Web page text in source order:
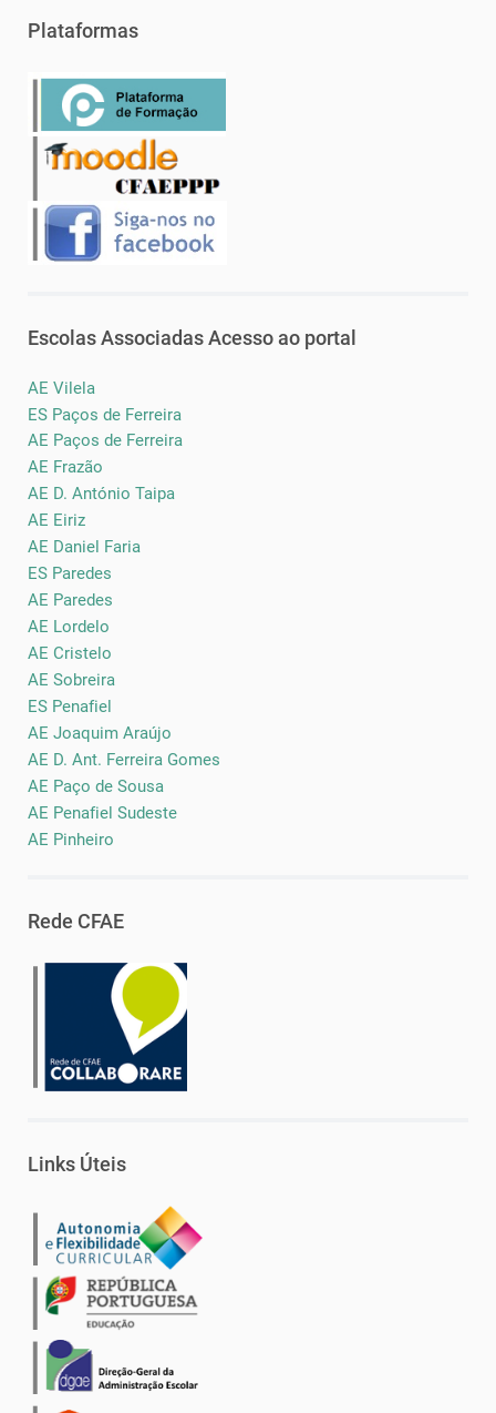
Plataformas
Escolas Associadas Acesso ao portal
AE Vilela
ES Paços de Ferreira
AE Paços de Ferreira
AE Frazão
AE D. António Taipa
AE Eiriz
AE Daniel Faria
ES Paredes
AE Paredes
AE Lordelo
AE Cristelo
AE Sobreira
ES Penafiel
AE Joaquim Araújo
AE D. Ant. Ferreira Gomes
AE Paço de Sousa
AE Penafiel Sudeste
AE Pinheiro
Rede CFAE
Links Úteis